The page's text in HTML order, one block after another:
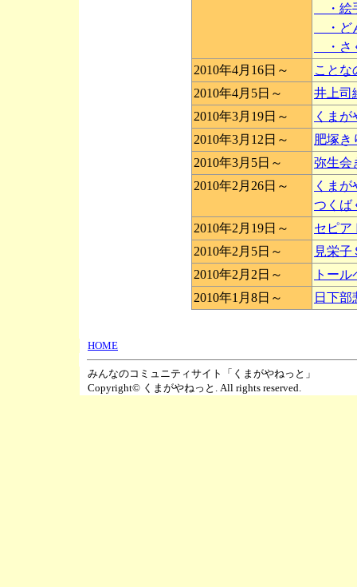
・絵
・ど
・さ
2010年4月16日～
ことな
2010年4月5日～
井上司
2010年3月19日～
くま
2010年3月12日～
肥塚き
2010年3月5日～
弥生会
2010年2月26日～
くま
つくば
2010年2月19日～
セピ
2010年2月5日～
見栄
2010年2月2日～
トー
2010年1月8日～
日下
HOME
みんなのコミュニティサイト「くまがやねっと」
Copyright© くまがやねっと. All rights reserved.